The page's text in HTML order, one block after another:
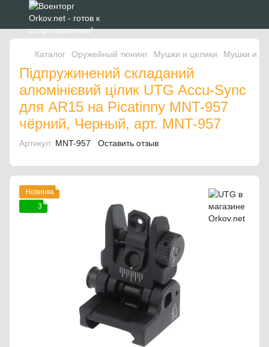
Каталог Оружейный тюнинг Мушки и целики Мушки и
Підпружинений складаний
алюмінієвий цілик UTG Accu-Sync
для AR15 на Picatinny MNT-957
чёрний, Черный, арт. MNT-957
Артикул: MNT-957 Оставить отзыв
Новинка
3